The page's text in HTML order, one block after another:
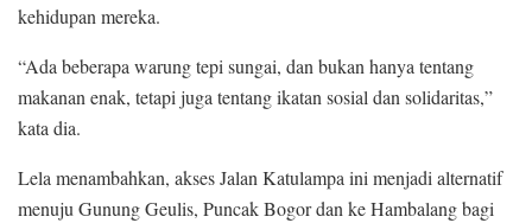
kehidupan mereka.
“Ada beberapa warung tepi sungai, dan bukan hanya tentang
makanan enak, tetapi juga tentang ikatan sosial dan solidaritas,”
kata dia.
Lela menambahkan, akses Jalan Katulampa ini menjadi alternatif
menuju Gunung Geulis, Puncak Bogor dan ke Hambalang bagi